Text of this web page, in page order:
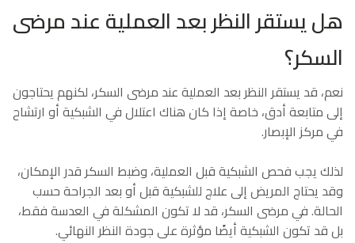
هل يستقر النظر بعد العملية عند مرضى
السكر؟
نعم، قد يستقر النظر بعد العملية عند مرضى السكر، لكنهم يحتاجون
إلى متابعة أدق، خاصة إذا كان هناك اعتلال في الشبكية أو ارتشاح
في مركز الإبصار.
لذلك يجب فحص الشبكية قبل العملية، وضبط السكر قدر الإمكان،
وقد يحتاج المريض إلى علاج للشبكية قبل أو بعد الجراحة حسب
الحالة. في مرضى السكر، قد لا تكون المشكلة في العدسة فقط،
بل قد تكون الشبكية أيضًا مؤثرة على جودة النظر النهائي.